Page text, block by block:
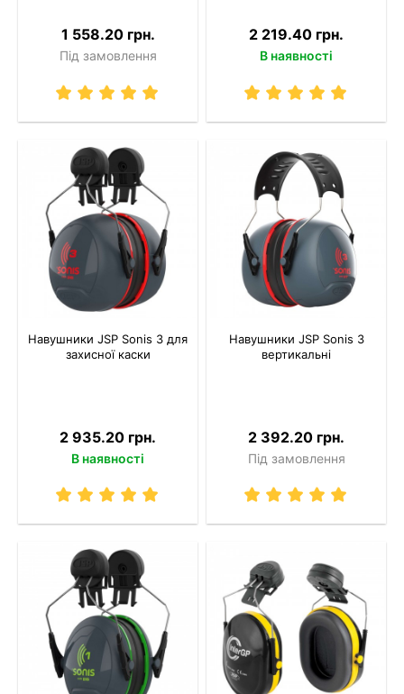
1 558.20 грн.
Під замовлення
2 219.40 грн.
В наявності
Навушники JSP Sonis 3 для
захисної каски
2 935.20 грн.
В наявності
Навушники JSP Sonis 3
вертикальні
2 392.20 грн.
Під замовлення